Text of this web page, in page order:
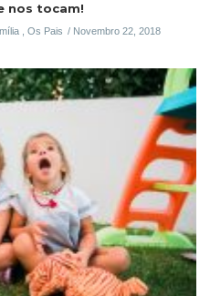
nos tocam!
, Os Pais Novembro 22, 2018